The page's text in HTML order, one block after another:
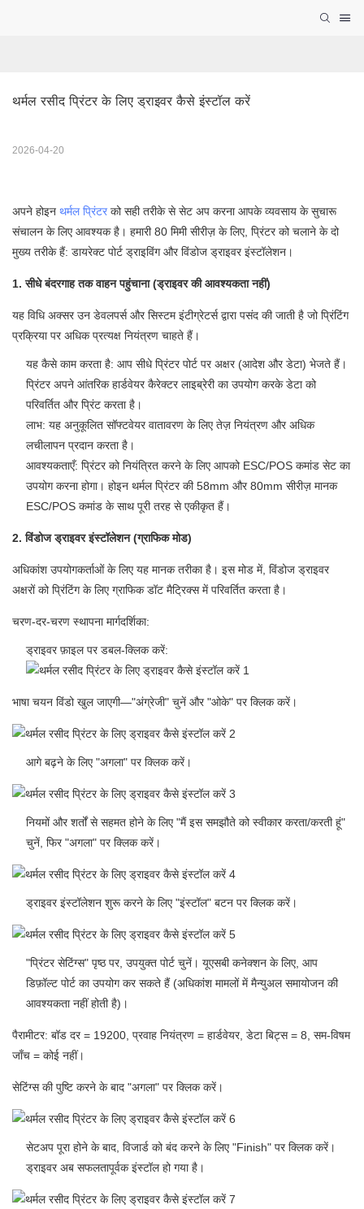
थर्मल रसीद प्रिंटर के लिए ड्राइवर कैसे इंस्टॉल करें
2026-04-20
अपने होइन थर्मल प्रिंटरको सही तरीके से सेट अप करना आपके व्यवसाय के सुचारू
संचालन के लिए आवश्यक है। हमारी 80 मिमी सीरीज़ के लिए, प्रिंटर को चलाने के दो
मुख्य तरीके हैं: डायरेक्ट पोर्ट ड्राइविंग और विंडोज ड्राइवर इंस्टॉलेशन।
1. सीधे बंदरगाह तक वाहन पहुंचाना (ड्राइवर की आवश्यकता नहीं)
यह विधि अक्सर उन डेवलपर्स और सिस्टम इंटीग्रेटर्स द्वारा पसंद की जाती है जो प्रिंटिंग
प्रक्रिया पर अधिक प्रत्यक्ष नियंत्रण चाहते हैं।
यह कैसे काम करता है: आप सीधे प्रिंटर पोर्ट पर अक्षर (आदेश और डेटा) भेजते हैं।
प्रिंटर अपने आंतरिक हार्डवेयर कैरेक्टर लाइब्रेरी का उपयोग करके डेटा को
परिवर्तित और प्रिंट करता है।
लाभ: यह अनुकूलित सॉफ्टवेयर वातावरण के लिए तेज़ नियंत्रण और अधिक
लचीलापन प्रदान करता है।
आवश्यकताएँ: प्रिंटर को नियंत्रित करने के लिए आपको ESC/POS कमांड सेट का
उपयोग करना होगा। होइन थर्मल प्रिंटर की 58mm और 80mm सीरीज़ मानक
ESC/POS कमांड के साथ पूरी तरह से एकीकृत हैं।
2. विंडोज ड्राइवर इंस्टॉलेशन (ग्राफिक मोड)
अधिकांश उपयोगकर्ताओं के लिए यह मानक तरीका है। इस मोड में, विंडोज ड्राइवर
अक्षरों को प्रिंटिंग के लिए ग्राफिक डॉट मैट्रिक्स में परिवर्तित करता है।
चरण-दर-चरण स्थापना मार्गदर्शिका:
ड्राइवर फ़ाइल पर डबल-क्लिक करें:
भाषा चयन विंडो खुल जाएगी—"अंग्रेजी" चुनें और "ओके" पर क्लिक करें।
आगे बढ़ने के लिए "अगला" पर क्लिक करें।
नियमों और शर्तों से सहमत होने के लिए "मैं इस समझौते को स्वीकार करता/करती हूं"
चुनें, फिर "अगला" पर क्लिक करें।
ड्राइवर इंस्टॉलेशन शुरू करने के लिए "इंस्टॉल" बटन पर क्लिक करें।
"प्रिंटर सेटिंग्स" पृष्ठ पर, उपयुक्त पोर्ट चुनें। यूएसबी कनेक्शन के लिए, आप
डिफ़ॉल्ट पोर्ट का उपयोग कर सकते हैं (अधिकांश मामलों में मैन्युअल समायोजन की
आवश्यकता नहीं होती है)।
पैरामीटर: बॉड दर = 19200, प्रवाह नियंत्रण = हार्डवेयर, डेटा बिट्स = 8, सम-विषम
जाँच = कोई नहीं।
सेटिंग्स की पुष्टि करने के बाद "अगला" पर क्लिक करें।
सेटअप पूरा होने के बाद, विजार्ड को बंद करने के लिए "Finish" पर क्लिक करें।
ड्राइवर अब सफलतापूर्वक इंस्टॉल हो गया है।